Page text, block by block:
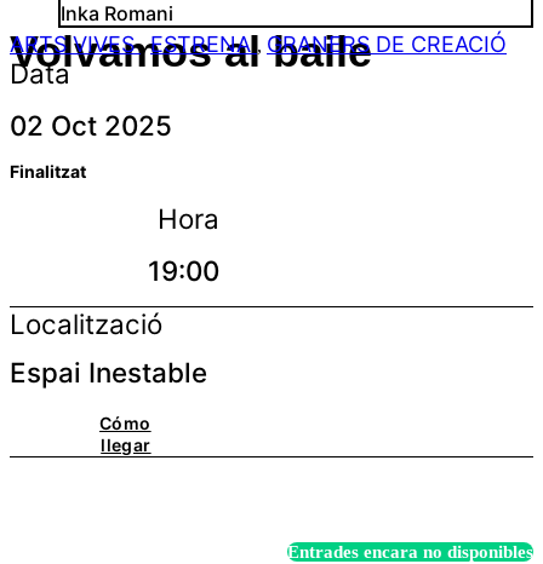
Inka Romani
Volvamos al baile
ARTS VIVES,ESTRENA , GRANERS DE CREACIÓ
Data
02 Oct 2025
Finalitzat
Hora
19:00
Localització
Espai Inestable
Cómo
llegar
Entrades encara no disponibles